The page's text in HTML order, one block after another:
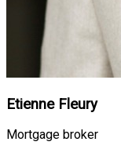
Etienne Fleury
Mortgage broker